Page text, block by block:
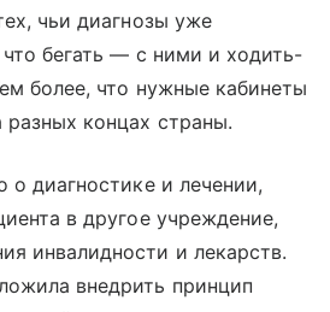
чьи диагнозы уже
бегать — с ними и ходить-
более, что нужные кабинеты
разных концах страны.
о диагностике и лечении,
в другое учреждение,
инвалидности и лекарств.
внедрить принцип